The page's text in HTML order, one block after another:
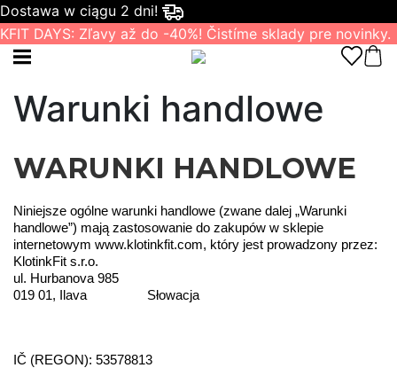
Dostawa w ciągu 2 dni!
KFIT DAYS: Zľavy až do -40%! Čistíme sklady pre novinky.
Warunki handlowe
WARUNKI HANDLOWE
Niniejsze ogólne warunki handlowe (zwane dalej „Warunki
handlowe”) mają zastosowanie do zakupów w sklepie
internetowym www.klotinkfit.com, który jest prowadzony przez:
KlotinkFit s.r.o.
ul. Hurbanova 985
019 01, Ilava
Słowacja
IČ (REGON): 53578813